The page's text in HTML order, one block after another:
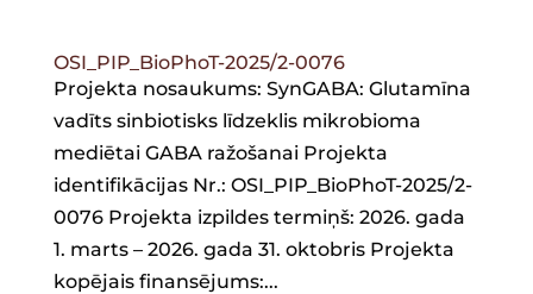
OSI_PIP_BioPhoT-2025/2-0076
Projekta nosaukums: SynGABA: Glutamīna
vadīts sinbiotisks līdzeklis mikrobioma
mediētai GABA ražošanai Projekta
identifikācijas Nr.: OSI_PIP_BioPhoT-2025/2-
0076 Projekta izpildes termiņš: 2026. gada
1. marts – 2026. gada 31. oktobris Projekta
kopējais finansējums:...